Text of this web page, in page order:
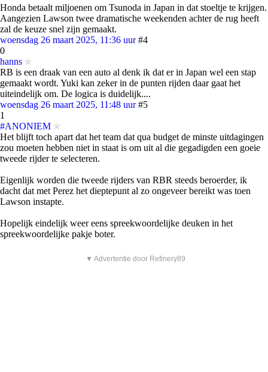
Honda betaalt miljoenen om Tsunoda in Japan in dat stoeltje te krijgen.
Aangezien Lawson twee dramatische weekenden achter de rug heeft
zal de keuze snel zijn gemaakt.
woensdag 26 maart 2025, 11:36 uur #4
0
hanns
RB is een draak van een auto al denk ik dat er in Japan wel een stap
gemaakt wordt. Yuki kan zeker in de punten rijden daar gaat het
uiteindelijk om. De logica is duidelijk....
woensdag 26 maart 2025, 11:48 uur #5
1
#ANONIEM
Het blijft toch apart dat het team dat qua budget de minste uitdagingen
zou moeten hebben niet in staat is om uit al die gegadigden een goeie
tweede rijder te selecteren.
Eigenlijk worden die tweede rijders van RBR steeds beroerder, ik
dacht dat met Perez het dieptepunt al zo ongeveer bereikt was toen
Lawson instapte.
Hopelijk eindelijk weer eens spreekwoordelijke deuken in het
spreekwoordelijke pakje boter.
▼ Advertentie door Refinery89